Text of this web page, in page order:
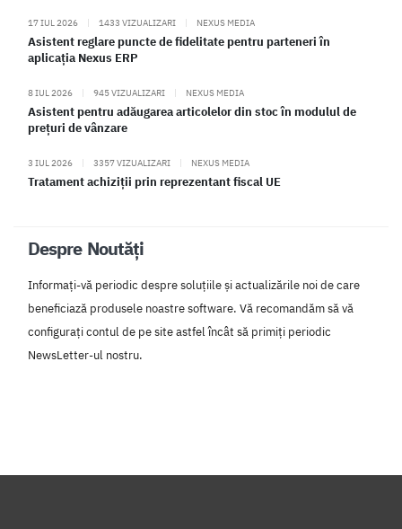
17 IUL 2026 | 1433 VIZUALIZARI | NEXUS MEDIA
Asistent reglare puncte de fidelitate pentru parteneri în
aplicația Nexus ERP
8 IUL 2026 | 945 VIZUALIZARI | NEXUS MEDIA
Asistent pentru adăugarea articolelor din stoc în modulul de
prețuri de vânzare
3 IUL 2026 | 3357 VIZUALIZARI | NEXUS MEDIA
Tratament achiziții prin reprezentant fiscal UE
Despre Noutăți
Informați-vă periodic despre soluțiile și actualizările noi de care
beneficiază produsele noastre software. Vă recomandăm să vă
configurați contul de pe site astfel încât să primiți periodic
NewsLetter-ul nostru.